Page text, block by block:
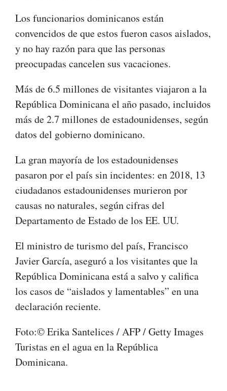
Los funcionarios dominicanos están
convencidos de que estos fueron casos aislados,
y no hay razón para que las personas
preocupadas cancelen sus vacaciones.
Más de 6.5 millones de visitantes viajaron a la
República Dominicana el año pasado, incluidos
más de 2.7 millones de estadounidenses, según
datos del gobierno dominicano.
La gran mayoría de los estadounidenses
pasaron por el país sin incidentes: en 2018, 13
ciudadanos estadounidenses murieron por
causas no naturales, según cifras del
Departamento de Estado de los EE. UU.
El ministro de turismo del país, Francisco
Javier García, aseguró a los visitantes que la
República Dominicana está a salvo y califica
los casos de “aislados y lamentables” en una
declaración reciente.
Foto:© Erika Santelices / AFP / Getty Images
Turistas en el agua en la República
Dominicana.